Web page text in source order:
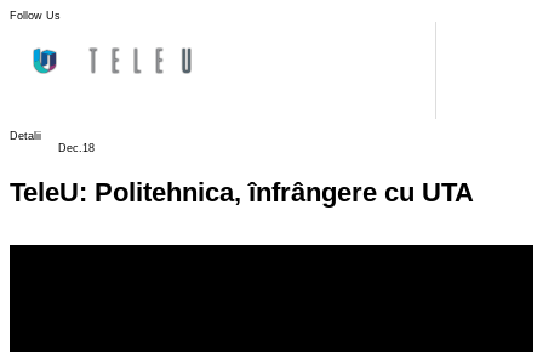
Follow Us
Detalii
Dec.18
TeleU: Politehnica, înfrângere cu UTA